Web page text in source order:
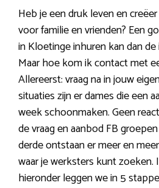
Heb je een druk leven en
voor familie en vrienden? Een
in Kloetinge inhuren kan dan
Maar hoe kom ik contact met
Allereerst: vraag na in jouw
situaties zijn er dames die een
week schoonmaken. Geen
de vraag en aanbod FB
derde ontstaan er meer en
waar je werksters kunt
hieronder leggen we in 5